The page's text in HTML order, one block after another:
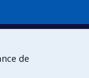
de